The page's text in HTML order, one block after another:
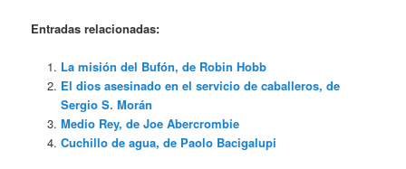
Entradas relacionadas:
La misión del Bufón, de Robin Hobb
El dios asesinado en el servicio de caballeros, de
Sergio S. Morán
Medio Rey, de Joe Abercrombie
Cuchillo de agua, de Paolo Bacigalupi